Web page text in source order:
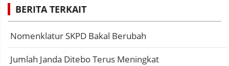
BERITA TERKAIT
Nomenklatur SKPD Bakal Berubah
Jumlah Janda Ditebo Terus Meningkat